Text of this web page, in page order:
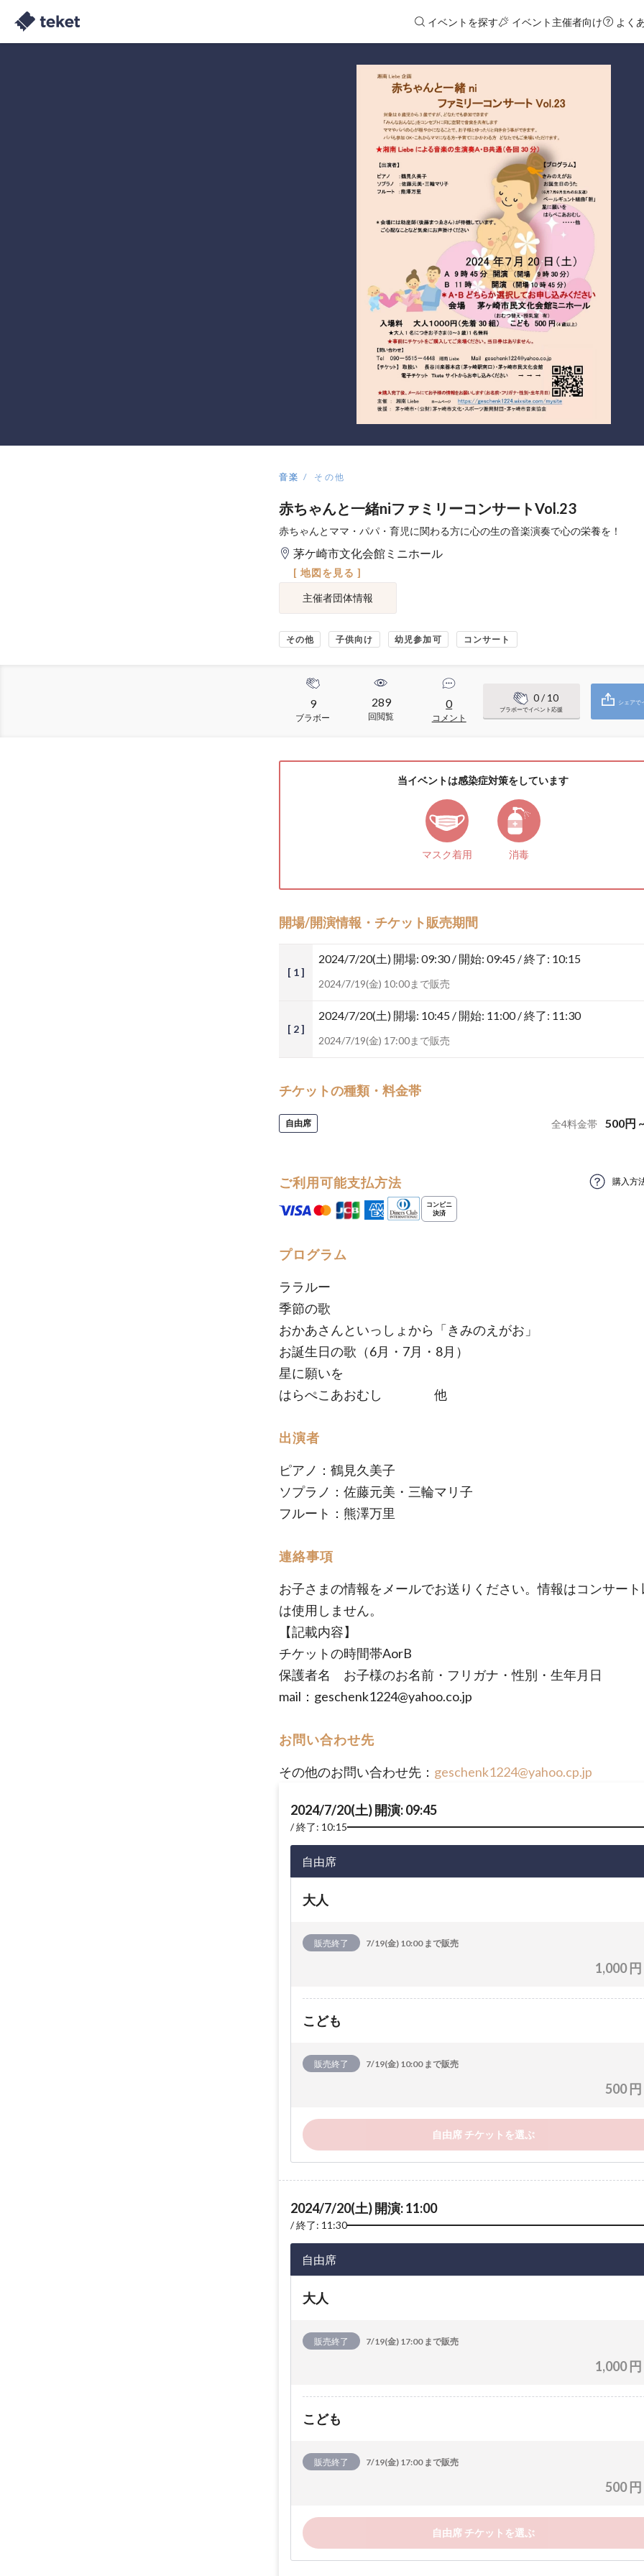
イベントを探す イベント主催者向け よく
音楽 その他
赤ちゃんと一緒niファミリーコンサートVol.23
赤ちゃんとママ・パパ・育児に関わる方に心の生の音楽演奏で心の栄養を！
茅ケ崎市文化会館ミニホール
[ 地図を見る ]
主催者団体情報
その他 子供向け 幼児参加可 コンサート
9
ブラボー
289
回閲覧
0
コメント
0/ 10
ブラボーでイベント応援
シェアで
当イベントは感染症対策をしています
マスク着用 消毒
開場/開演情報・チケット販売期間
[ 1 ]
2024/7/20(土) 開場: 09:30 / 開始: 09:45 / 終了: 10:15
2024/7/19(金) 10:00まで販売
[ 2 ]
2024/7/20(土) 開場: 10:45 / 開始: 11:00 / 終了: 11:30
2024/7/19(金) 17:00まで販売
チケットの種類・料金帯
自由席 全4料金帯 500円
ご利用可能支払方法 購入方
プログラム
ララルー
季節の歌
おかあさんといっしょから「きみのえがお」
お誕生日の歌（6月・7月・8月）
星に願いを
はらぺこあおむし 他
出演者
ピアノ：鶴見久美子
ソプラノ：佐藤元美・三輪マリ子
フルート：熊澤万里
連絡事項
お子さまの情報をメールでお送りください。情報はコンサー
は使用しません。
【記載内容】
チケットの時間帯AorB
保護者名 お子様のお名前・フリガナ・性別・生年月日
mail：geschenk1224@yahoo.co.jp
お問い合わせ先
その他のお問い合わせ先： geschenk1224@yahoo.cp.jp
2024/7/20(土) 開演: 09:45
終了: 10:15
自由席
大人
販売終了 7/19(金) 10:00 まで販売
1,000 円
こども
販売終了 7/19(金) 10:00 まで販売
500 円
自由席 チケットを選ぶ
2024/7/20(土) 開演: 11:00
終了: 11:30
自由席
大人
販売終了 7/19(金) 17:00 まで販売
1,000 円
こども
販売終了 7/19(金) 17:00 まで販売
500 円
自由席 チケットを選ぶ